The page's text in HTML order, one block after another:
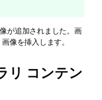
が追加されました。画
像を挿入します。
リ コンテン